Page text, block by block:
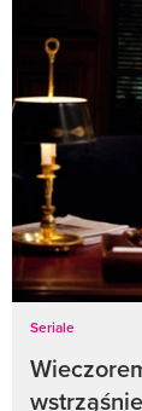
Seriale